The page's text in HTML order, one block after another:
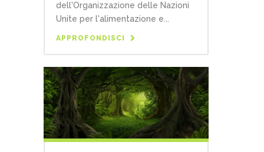
dell'Organizzazione delle Nazioni
Unite per l'alimentazione e...
APPROFONDISCI